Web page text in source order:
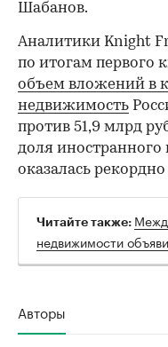
Шабанов.
Аналитики Knight
по итогам первого
объем вложений в
недвижимость
против 51,9 млрд
доля иностранного
оказалась
Читайте также:
недвижимости
Авторы